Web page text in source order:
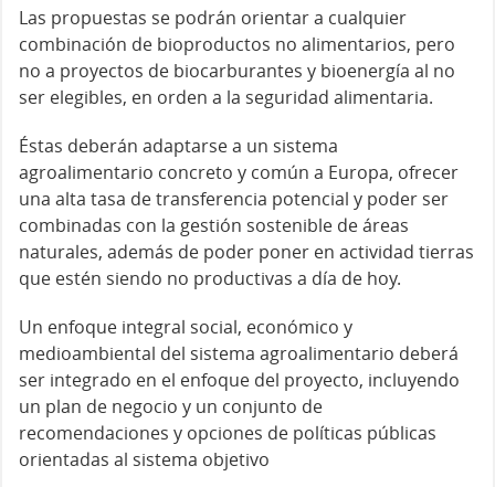
Las propuestas se podrán orientar a cualquier
combinación de bioproductos no alimentarios, pero
no a proyectos de biocarburantes y bioenergía al no
ser elegibles, en orden a la seguridad alimentaria.
Éstas deberán adaptarse a un sistema
agroalimentario concreto y común a Europa, ofrecer
una alta tasa de transferencia potencial y poder ser
combinadas con la gestión sostenible de áreas
naturales, además de poder poner en actividad tierras
que estén siendo no productivas a día de hoy.
Un enfoque integral social, económico y
medioambiental del sistema agroalimentario deberá
ser integrado en el enfoque del proyecto, incluyendo
un plan de negocio y un conjunto de
recomendaciones y opciones de políticas públicas
orientadas al sistema objetivo